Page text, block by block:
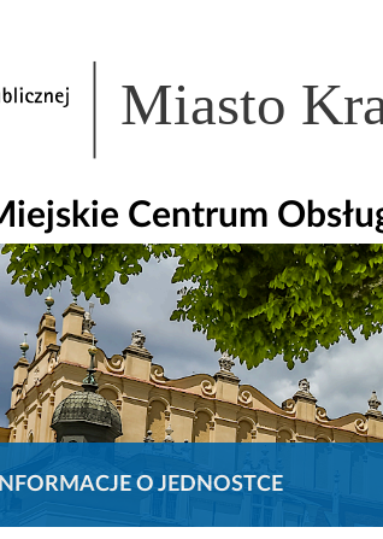
Miasto
Centrum
INFORMACJE O JEDNOSTCE